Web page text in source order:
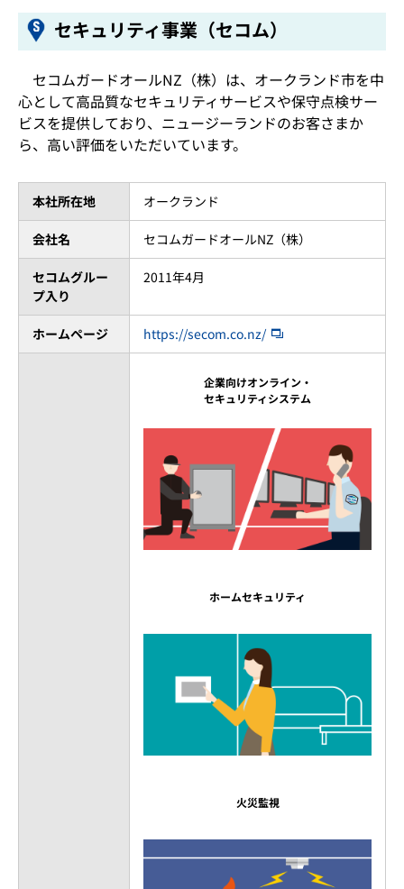
セキュリティ事業（セコム）
セコムガードオールNZ（株）は、オークランド市を中
心として高品質なセキュリティサービスや保守点検サー
ビスを提供しており、ニュージーランドのお客さまか
ら、高い評価をいただいています。
本社所在地 オークランド
会社名 セコムガードオールNZ（株）
セコムグルー
プ入り
2011年4月
ホームページ https://secom.co.nz/
企業向けオンライン・
セキュリティシステム
ホームセキュリティ
火災監視